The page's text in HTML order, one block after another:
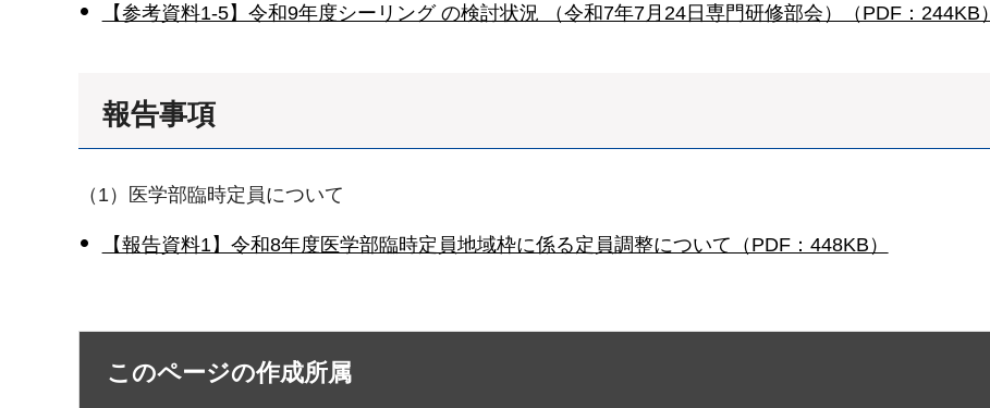
【参考資料1-5】令和9年度シーリング の検討状況 （令和7年7月24日専門研修部会）（PDF：244KB）
報告事項
（1）医学部臨時定員について
【報告資料1】令和8年度医学部臨時定員地域枠に係る定員調整について（PDF：448KB）
このページの作成所属